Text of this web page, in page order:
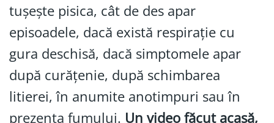
tușește pisica, cât de des apar
episoadele, dacă există respirație cu
gura deschisă, dacă simptomele apar
după curățenie, după schimbarea
litierei, în anumite anotimpuri sau în
prezența fumului. Un video făcut acasă,